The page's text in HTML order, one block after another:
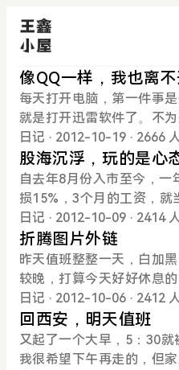
像QQ一样，我也离
每天打开电脑，第一件事
就是打开迅雷软件了。不
录QQ和迅雷的各种游戏和
盘点一下我正在使用到的
迅雷使用的多资源超线程
网络上存在的服务器和计
构成独特的迅雷网络，通
文件以最快的速度进行传
不倒的根本，像最早用过
随后的网际快车，都已经
迅雷快传这个应该是我日
雷产品。看看官方描述：
具，它拥有迅雷创新的极
享文件轻松快捷。上传者
日记 · 2012-10-19 · 2666
股海沉浮，玩的是心
自去年8月份入市至今，一
损15%，3个月的工资，就
从2600点起起伏伏走到
的激情.从以前的分分秒秒
一下自选股，即使大涨抑
如有人说这是对中国股市
了，在我看来炒股其实玩
市（中国人入市通常叫“炒
资”），平和的心态才是一
吧。借用股海指南针名言
日记 · 2012-10-09 · 2414
折腾图片外链
昨天值班整整一天，白加
较晚，打算今天好好休息
梦难圆。既然睡不好，就
链折腾下。以前博客、论
Remote Attachment，图
加载速度很慢，再加上上
日记 · 2012-10-06 · 2412
回西安，明天值班
又起了一个大早，5：30
我很希望下午再走的，但